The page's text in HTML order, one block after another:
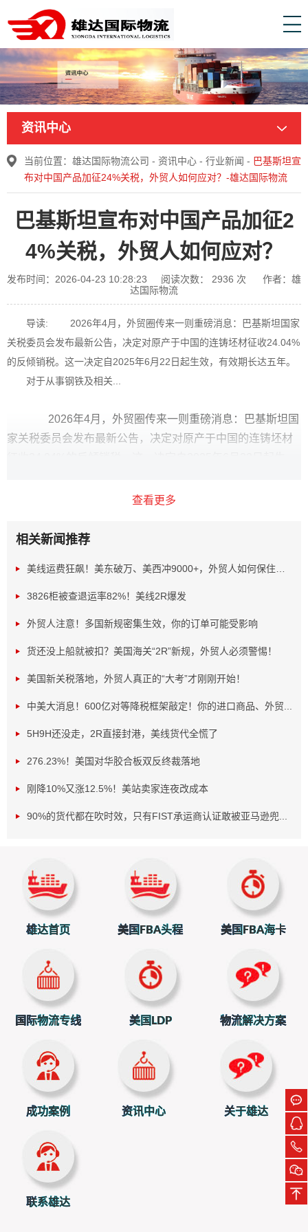
资讯中心
当前位置： 雄达国际物流公司 - 资讯中心 - 行业新闻 - 巴基斯坦宣
布对中国产品加征24%关税，外贸人如何应对？-雄达国际物流
巴基斯坦宣布对中国产品加征2
4%关税，外贸人如何应对？
发布时间：2026-04-23 10:28:23 阅读次数： 2936 次
作者：雄
达国际物流
导读: 2026年4月，外贸圈传来一则重磅消息：巴基斯坦国家
关税委员会发布最新公告，决定对原产于中国的连铸坯材征收24.04%
的反倾销税。这一决定自2025年6月22日起生效，有效期长达五年。
对于从事钢铁及相关...
2026年4月，外贸圈传来一则重磅消息：巴基斯坦国
家关税委员会发布最新公告，决定对原产于中国的连铸坯材
此次巴基斯坦加征关税并非单一事件，而是针对多种中
国钢铁产品的“组合拳”。除了上述提到的连铸坯材外，冷轧钢
板、彩涂板卷、镀锌卷板以及异型混凝土钢筋等产品也被列
入了征税名单，税率从5%到40%不等。
大幅增加，价格优势可能会被削弱，直接影响订单量和利润
二、为什么会出现这种情况？
这背后是国际贸易中常见的“反倾销”措施。简单来说，当
一国认为进口产品以低于正常价值的价格销售，并对本国产
业造成损害时，就会启动调查并征收额外关税。
巴基斯坦此举，意在保护其国内钢铁产业。对于中国
出口企业而言，这提醒我们，在开拓新兴市场时，不仅要关
注市场需求，更要研究当地的贸易政策和产业保护倾向。
查看更多
相关新闻推荐
美线运费狂飙！美东破万、美西冲9000+，外贸人如何保住利...
3826柜被查退运率82%！美线2R爆发
外贸人注意！多国新规密集生效，你的订单可能受影响
货还没上船就被扣？美国海关“2R”新规，外贸人必须警惕！
美国新关税落地，外贸人真正的“大考”才刚刚开始！
中美大消息！600亿对等降税框架敲定！你的进口商品、外贸...
5H9H还没走，2R直接封港，美线货代全慌了
276.23%！美国对华胶合板双反终裁落地
刚降10%又涨12.5%！美站卖家连夜改成本
90%的货代都在吹时效，只有FIST承运商认证敢被亚马逊兜...
雄达首页 美国FBA头程 美国FBA海卡
国际物流专线 美国LDP 物流解决方案
成功案例 资讯中心 关于雄达
联系雄达